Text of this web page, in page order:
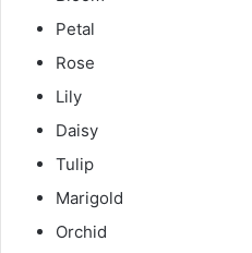
Petal
Rose
Lily
Daisy
Tulip
Marigold
Orchid